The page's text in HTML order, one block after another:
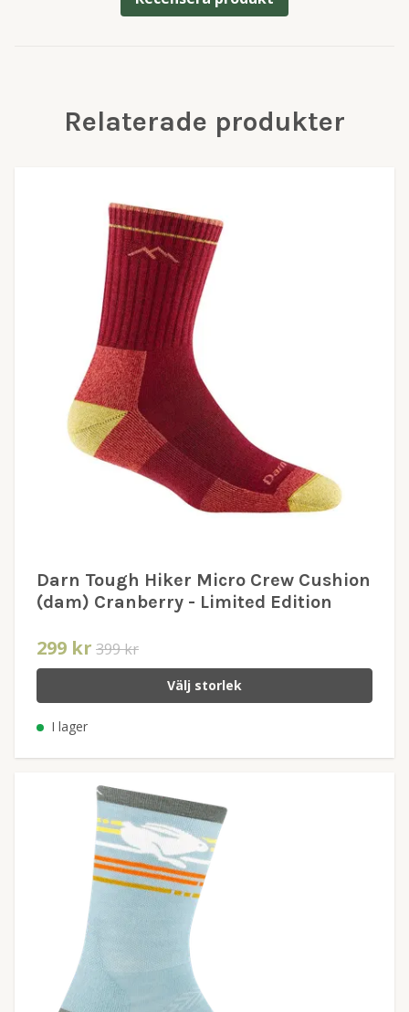
Relaterade produkter
Darn Tough Hiker Micro Crew Cushion
(dam) Cranberry - Limited Edition
299 kr 399 kr
Välj storlek
I lager